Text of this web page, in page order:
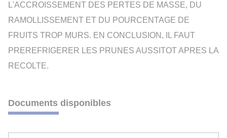
L'ACCROISSEMENT DES PERTES DE MASSE, DU
RAMOLLISSEMENT ET DU POURCENTAGE DE
FRUITS TROP MURS. EN CONCLUSION, IL FAUT
PREREFRIGERER LES PRUNES AUSSITOT APRES LA
RECOLTE.
Documents disponibles